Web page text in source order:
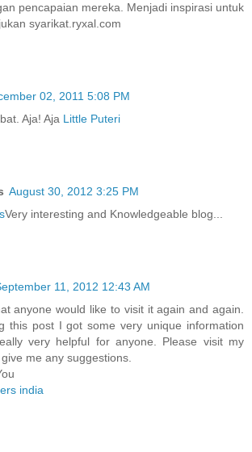
pencapaian mereka. Menjadi inspirasi untuk
syarikat.ryxal.com
02, 2011 5:08 PM
Aja! Aja Little Puteri
August 30, 2012 3:25 PM
Very interesting and Knowledgeable blog...
11, 2012 12:43 AM
anyone would like to visit it again and again.
this post I got some very unique information
very helpful for anyone. Please visit my
me any suggestions.
india